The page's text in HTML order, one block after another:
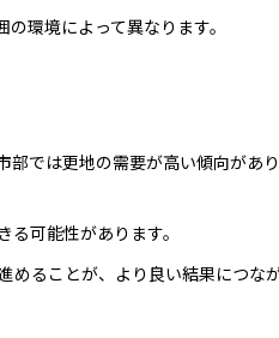
環境によって異なります。
では更地の需要が高い傾向が
可能性があります。
ることが、より良い結果につなが